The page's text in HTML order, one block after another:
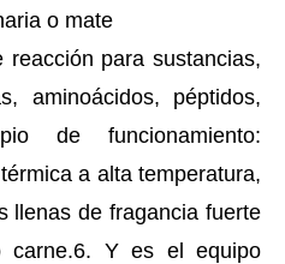
o mate
para sustancias,
aminoácidos, péptidos,
de funcionamiento:
a alta temperatura,
llenas de fragancia fuerte
carne.6. Y es el equipo